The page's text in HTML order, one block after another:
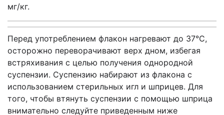
мг/кг.
Перед употреблением флакон нагревают до 37°С,
осторожно переворачивают верх дном, избегая
встряхивания с целью получения однородной
суспензии. Суспензию набирают из флакона с
использованием стерильных игл и шприцев. Для
того, чтобы втянуть суспензии с помощью шприца
внимательно следуйте приведенным ниже